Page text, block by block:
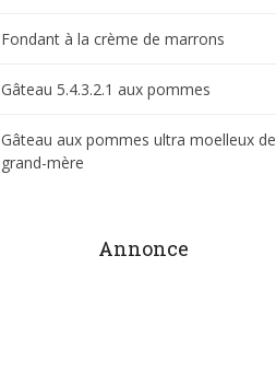
Fondant à la crème de marrons
Gâteau 5.4.3.2.1 aux pommes
Gâteau aux pommes ultra moelleux de
grand-mère
Annonce